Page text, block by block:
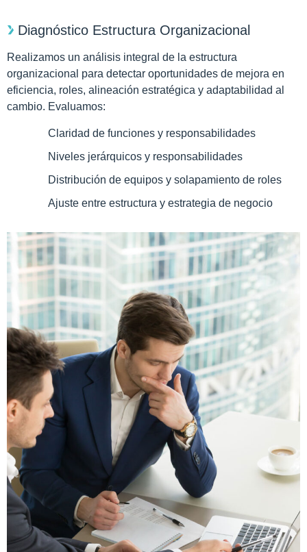
Diagnóstico Estructura Organizacional
Realizamos un análisis integral de la estructura
organizacional para detectar oportunidades de mejora en
eficiencia, roles, alineación estratégica y adaptabilidad al
cambio. Evaluamos:
Claridad de funciones y responsabilidades
Niveles jerárquicos y responsabilidades
Distribución de equipos y solapamiento de roles
Ajuste entre estructura y estrategia de negocio